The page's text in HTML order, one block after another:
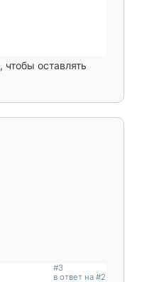
, чтобы оставлять
#3
в ответ на #2